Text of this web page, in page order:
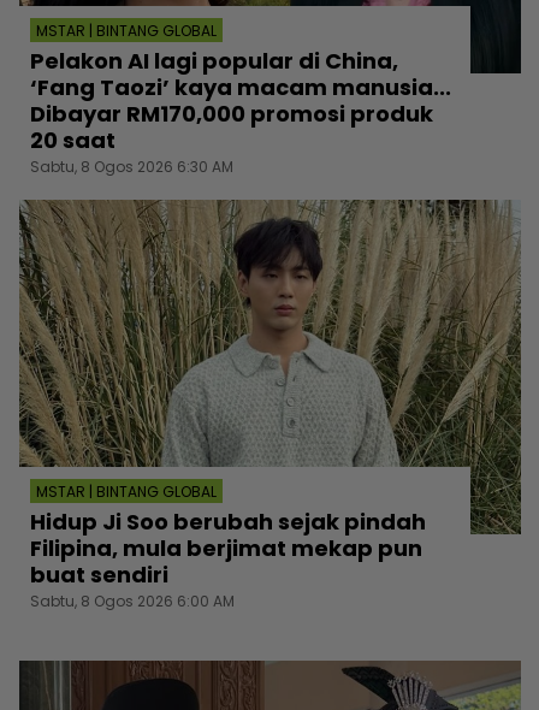
MSTAR | BINTANG GLOBAL
Pelakon AI lagi popular di China,
‘Fang Taozi’ kaya macam manusia...
Dibayar RM170,000 promosi produk
20 saat
Sabtu, 8 Ogos 2026 6:30 AM
MSTAR | BINTANG GLOBAL
Hidup Ji Soo berubah sejak pindah
Filipina, mula berjimat mekap pun
buat sendiri
Sabtu, 8 Ogos 2026 6:00 AM